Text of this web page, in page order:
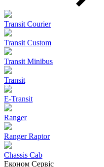
Transit Courier
Transit Custom
Transit Minibus
Transit
E-Transit
Ranger
Ranger Raptor
Chassis Cab
Економ Сервіс